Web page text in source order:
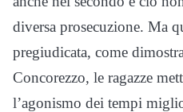
diversa prosecuzione. Ma
pregiudicata, come
Concorezzo, le ragazze
l’agonismo dei tempi